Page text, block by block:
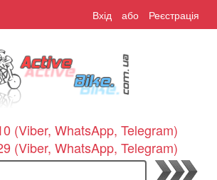
Вхід або Реєстрація
(Viber, WhatsApp, Telegram)
(Viber, WhatsApp, Telegram)
Пошук